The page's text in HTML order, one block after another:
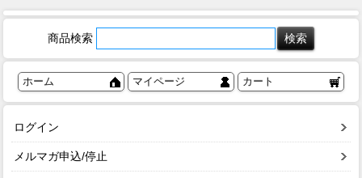
商品検索
ホーム マイページ カート
ログイン
メルマガ申込/停止